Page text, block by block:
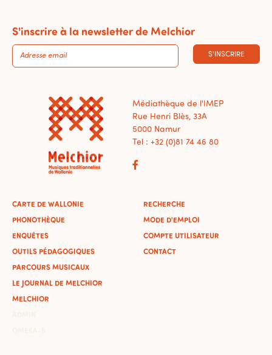
S'inscrire à la newsletter de Melchior
S'INSCRIRE
Médiathèque de l'IMEP
Rue Henri Blès, 33A
5000 Namur
Tel : +32 (0)81 74 46 80
CARTE DE WALLONIE
PHONOTHÈQUE
ENQUÊTES
OUTILS PÉDAGOGIQUES
PARCOURS MUSICAUX
LE JOURNAL DE MELCHIOR
MELCHIOR
RECHERCHE
MODE D'EMPLOI
COMPTE UTILISATEUR
CONTACT